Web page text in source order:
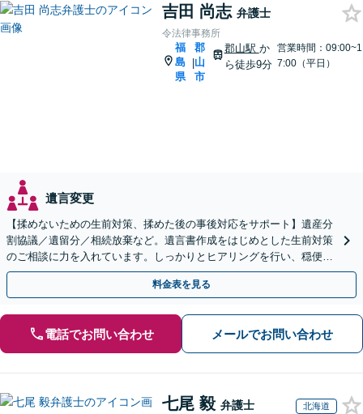
吉田 尚志 弁護士
令法律事務所
福
島
県
|
郡
山
市
郡山駅 か
ら徒歩9分
営業時間：09:00~1
7:00（平日）
遺言変更
【揉めないための生前対策、揉めた後の事後対応をサポート】遺産分
割協議／遺留分／相続放棄など。遺言書作成をはじめとした生前対策
のご相談に力を入れています。しっかりとヒアリングを行い、穏便な
解決のため最適なアドバイスを致します。【分割払い可能】
料金表を見る
電話でお問い合わせ メールでお問い合わせ
七尾 毅 弁護士 北海道